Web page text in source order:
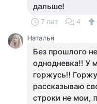
дальше!
7 лет 4
Наталья
Без прошлого
однодневка!! У
горжусь!!
рассказываю
строки не мои,